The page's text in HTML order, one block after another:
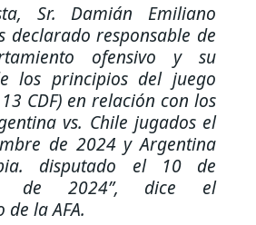
Sr. Damián Emiliano
declarado responsable de
ofensivo y su
los principios del juego
CDF) en relación con los
vs. Chile jugados el
de 2024 y Argentina
disputado el 10 de
de 2024”, dice el
la AFA.